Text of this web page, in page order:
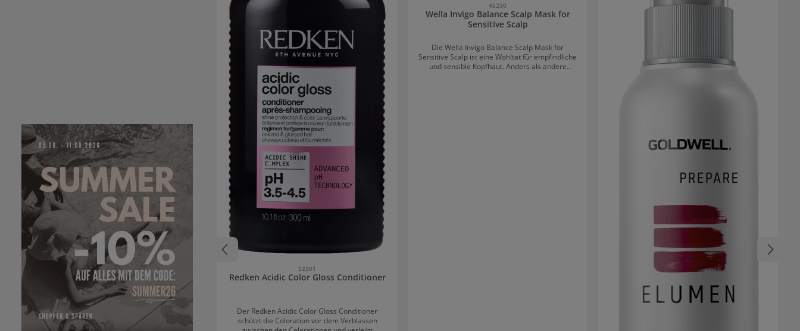
52301
Redken Acidic Color Gloss Conditioner
Der Redken Acidic Color Gloss Conditioner
schützt die Coloration vor dem Verblassen
45230
Wella Invigo Balance Scalp Mask for
Sensitive Scalp
Die Wella Invigo Balance Scalp Mask for
Sensitive Scalp ist eine Wohltat für empfindliche
und sensible Kopfhaut. Anders als andere